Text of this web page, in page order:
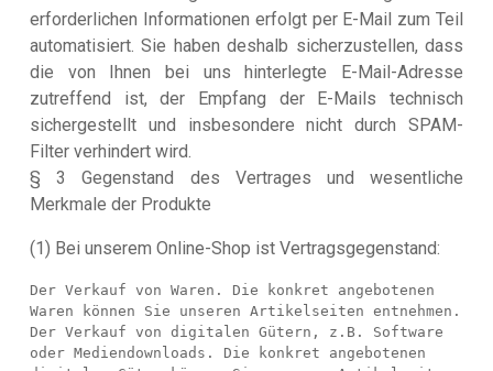
erforderlichen Informationen erfolgt per E-Mail zum Teil
automatisiert. Sie haben deshalb sicherzustellen, dass
die von Ihnen bei uns hinterlegte E-Mail-Adresse
zutreffend ist, der Empfang der E-Mails technisch
sichergestellt und insbesondere nicht durch SPAM-
Filter verhindert wird.
§ 3 Gegenstand des Vertrages und wesentliche
Merkmale der Produkte
(1) Bei unserem Online-Shop ist Vertragsgegenstand:
Der Verkauf von Waren. Die konkret angebotenen
Waren können Sie unseren Artikelseiten entnehmen.
Der Verkauf von digitalen Gütern, z.B. Software
oder Mediendownloads. Die konkret angebotenen